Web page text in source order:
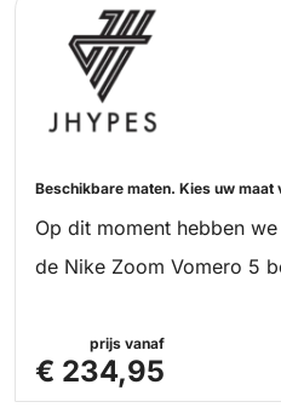
Beschikbare maten. Kies uw maat
Op dit moment hebben
de Nike Zoom Vomero 5
prijs vanaf
€ 234,95